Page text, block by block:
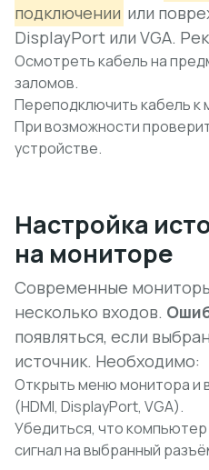
подключении или
DisplayPort или VGA.
Осмотреть кабель на
заломов.
Переподключить кабель к
При возможности
устройстве.
Настройка
на мониторе
Современные
несколько входов.
появляться, если
источник. Необходимо:
Открыть меню монитора и
(HDMI, DisplayPort, VGA).
Убедиться, что
сигнал на выбранный